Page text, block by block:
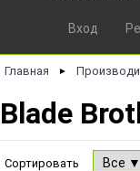
Вход
Главная ►
Blade
Сортировать